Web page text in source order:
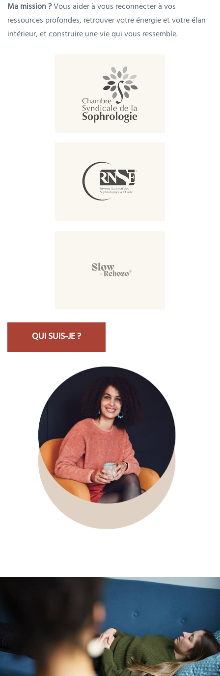
Ma mission ?Vous aider à vous reconnecter à vos
ressources profondes, retrouver votre énergie et votre élan
intérieur, et construire une vie qui vous ressemble.
QUI SUIS-JE ?